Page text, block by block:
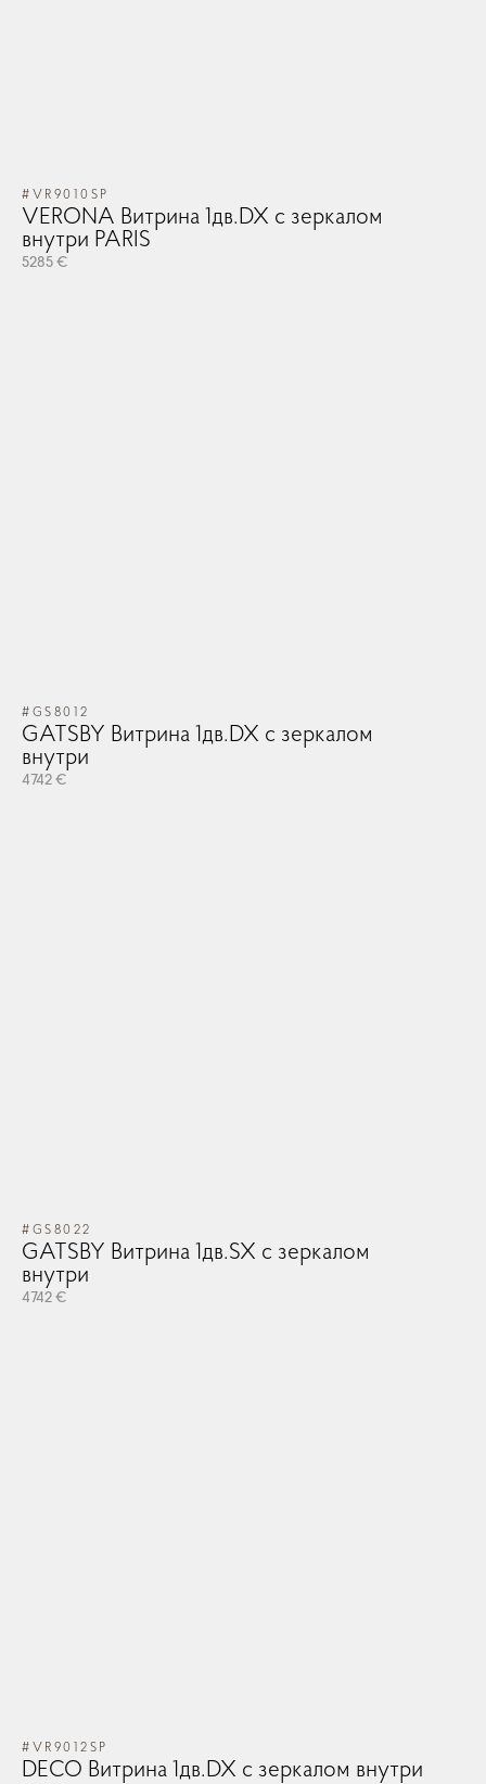
#VR9010SP
VERONA Витрина 1дв.DX с зеркалом
внутри PARIS
5285 €
#GS8012
GATSBY Витрина 1дв.DX с зеркалом
внутри
4742 €
#GS8022
GATSBY Витрина 1дв.SX с зеркалом
внутри
4742 €
#VR9012SP
DECO Витрина 1дв.DX с зеркалом внутри